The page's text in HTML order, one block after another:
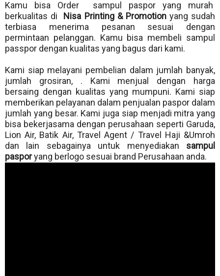
Kamu bisa Order sampul paspor yang murah
berkualitas di
Nisa Printing & Promotion yang sudah
terbiasa menerima pesanan sesuai dengan
permintaan pelanggan. Kamu bisa membeli sampul
passpor dengan kualitas yang bagus dari kami.
Kami siap melayani pembelian dalam jumlah banyak,
jumlah grosiran, . Kami menjual dengan harga
bersaing dengan kualitas yang mumpuni. Kami siap
memberikan pelayanan dalam penjualan paspor dalam
jumlah yang besar. Kami juga siap menjadi mitra yang
bisa bekerjasama dengan perusahaan seperti Garuda,
Lion Air, Batik Air, Travel Agent / Travel Haji &Umroh
dan lain sebagainya untuk menyediakan sampul
pasporyang berlogo sesuai brand Perusahaan anda.